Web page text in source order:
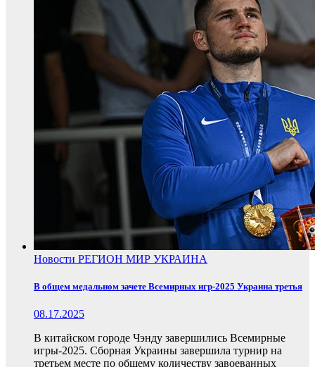
Новости РЕГИОН МИР УКРАИНА
В общем медальном зачете Всемирных игр-2025 Украина третья
08.17.2025
В китайском городе Чэнду завершились Всемирные
игры-2025. Сборная Украины завершила турнир на
третьем месте по общему количеству завоеванных